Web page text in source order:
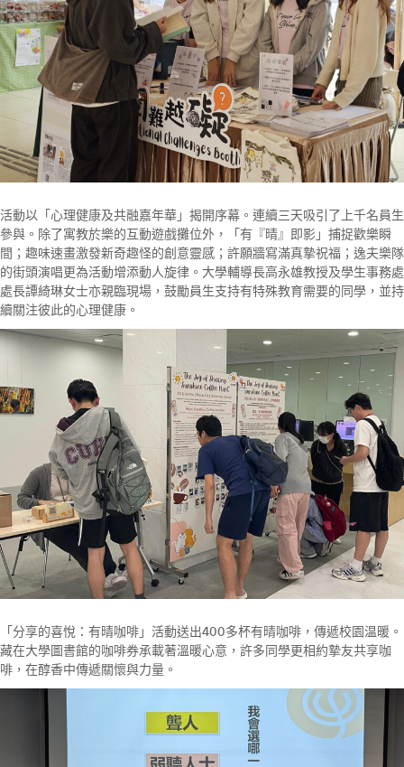
活動以「心理健康及共融嘉年華」揭開序幕。連續三天吸引了上千名員生
參與。除了寓教於樂的互動遊戲攤位外，「有『晴』即影」捕捉歡樂瞬
間；趣味速畫激發新奇趣怪的創意靈感；許願牆寫滿真摯祝福；逸夫樂隊
的街頭演唱更為活動增添動人旋律。大學輔導長高永雄教授及學生事務處
處長譚綺琳女士亦親臨現場，鼓勵員生支持有特殊教育需要的同學，並持
續關注彼此的心理健康。
「分享的喜悅：有晴咖啡」活動送出400多杯有晴咖啡，傳遞校園温暖。
藏在大學圖書館的咖啡券承載著溫暖心意，許多同學更相約摯友共享咖
啡，在醇香中傳遞關懷與力量。